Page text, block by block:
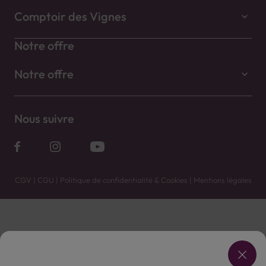
Comptoir des Vignes
Notre offre
Notre offre
Nous suivre
CGV | CGU | Politique de confidentialité & Cookies | Mentions légales
Vente uniquement en caves. Contactez votre caviste pour plus de renseignements.
L'ABUS D'ALCOOL EST DANGEREUX POUR LA SANTÉ, À CONSOMMER AVEC MODÉRATION.